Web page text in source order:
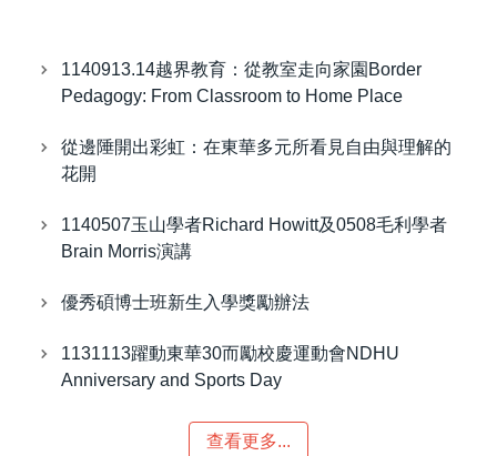
1140913.14越界教育：從教室走向家園Border
Pedagogy: From Classroom to Home Place
從邊陲開出彩虹：在東華多元所看見自由與理解的
花開
1140507玉山學者Richard Howitt及0508毛利學者
Brain Morris演講
優秀碩博士班新生入學獎勵辦法
1131113躍動東華30而勵校慶運動會NDHU
Anniversary and Sports Day
查看更多...